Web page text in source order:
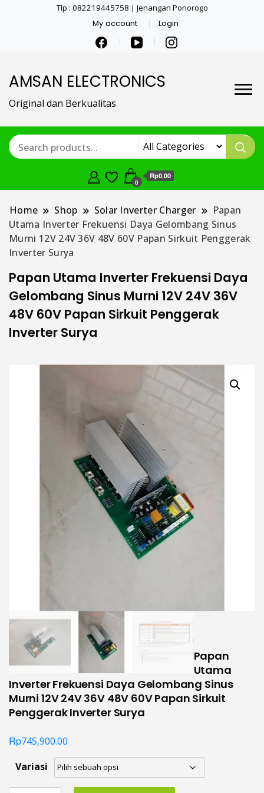
Tlp : 082219445758 | Jenangan Ponorogo
My account Login
AMSAN ELECTRONICS
Original dan Berkualitas
0
Rp0.00
Home Shop Solar Inverter Charger
Papan
Utama Inverter Frekuensi Daya Gelombang Sinus
Murni 12V 24V 36V 48V 60V Papan Sirkuit Penggerak
Inverter Surya
Papan Utama Inverter Frekuensi Daya
Gelombang Sinus Murni 12V 24V 36V
48V 60V Papan Sirkuit Penggerak
Inverter Surya
Papan
Utama
Inverter Frekuensi Daya Gelombang Sinus
Murni 12V 24V 36V 48V 60V Papan Sirkuit
Penggerak Inverter Surya
Rp745,900.00
Variasi